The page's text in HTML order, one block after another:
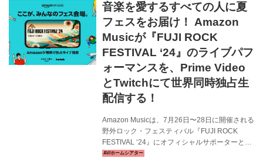
全世界ライブ配信は今年で2年目を迎えた。昨年
の配信は、これまでのAmazon ...
音楽を愛するすべての人に夏
フェスをお届け！ Amazon
Musicが『FUJI ROCK
FESTIVAL ‘24』のライブパフ
ォーマンスを、Prime Video
とTwitchにて世界同時独占生
配信する！
Amazon Musicは、7月26日〜28日に開催される
野外ロック・フェスティバル『FUJI ROCK
FESTIVAL ‘24』にオフィシャルサポーターとし
て参画、アーティストパフォーマンスを、